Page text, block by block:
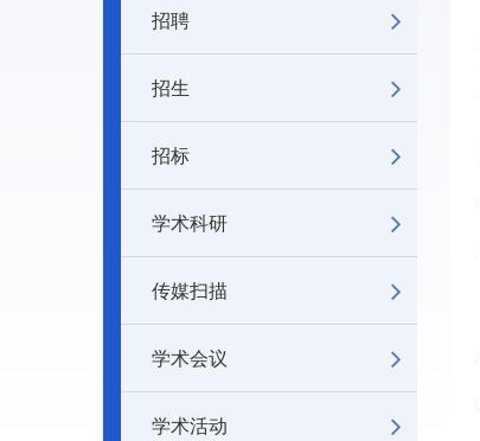
招聘
招生
招标
学术科研
传媒扫描
学术会议
学术活动